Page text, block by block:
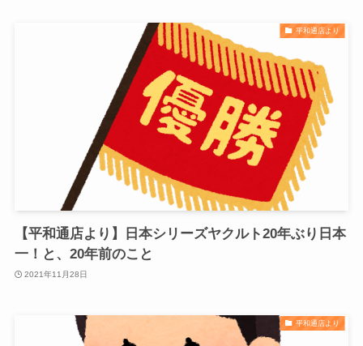
平和通店より
【平和通店より】日本シリーズヤクルト20年ぶり日本
一！と、20年前のこと
2021年11月28日
平和通店より